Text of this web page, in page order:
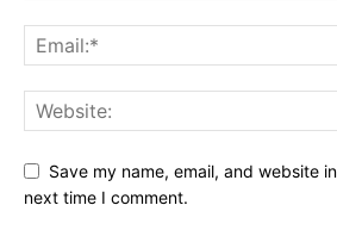
Save my name, email, and website
next time I comment.